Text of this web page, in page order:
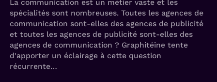
La communication est un métier vaste et les
spécialités sont nombreuses. Toutes les agences de
communication sont-elles des agences de publicité
et toutes les agences de publicité sont-elles des
agences de communication ? Graphitéine tente
d'apporter un éclairage à cette question
récurrente…